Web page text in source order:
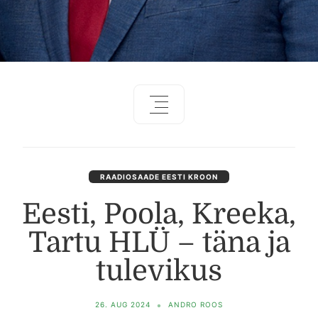
RAADIOSAADE EESTI KROON
Eesti, Poola, Kreeka,
Tartu HLÜ – täna ja
tulevikus
26. AUG 2024 ANDRO ROOS